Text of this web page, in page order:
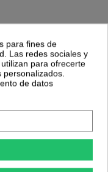
nutricional por 100
para fines de
Las redes sociales y
para ofrecerte
personalizados.
de datos